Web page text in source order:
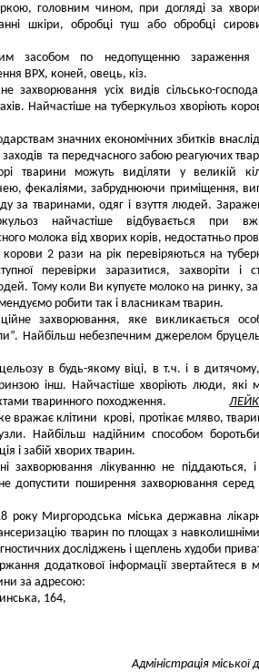
головним чином, при догляді за
шкіри, обробці туш або обробці
засобом по недопущенню
ВРХ, коней, овець, кіз.
захворювання усіх видів сільсько-
Найчастіше на туберкульоз хворіють
значних економічних збитків
та передчасного забою реагуючих
тварини можуть виділяти у великій
фекаліями, забруднюючи приміщення,
за тваринами, одяг і взуття людей.
найчастіше відбувається при
молока від хворих корів, недостатньо
2 рази на рік перевіряються на
перевірки заразитися, захворіти і
Тому коли Ви купуєте молоко на ринку,
робити так і власникам тварин.
захворювання, яке викликається
Найбільш небезпечним джерелом
в будь-якому віці, в т.ч. і в
інш. Найчастіше хворіють люди, які
тваринного походження.
вражає клітини крові, протікає мляво,
Найбільш надійним способом
і забій хворих тварин.
захворювання лікуванню не піддаються,
допустити поширення захворювання серед
року Миргородська міська державна
тварин по площах з
досліджень і щеплень худоби
додаткової інформації звертайтеся в
за адресою:
164,
Адміністрація